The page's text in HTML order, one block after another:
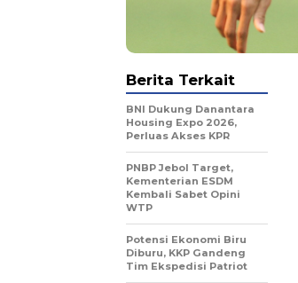
Berita Terkait
BNI Dukung Danantara
Housing Expo 2026,
Perluas Akses KPR
PNBP Jebol Target,
Kementerian ESDM
Kembali Sabet Opini
WTP
Potensi Ekonomi Biru
Diburu, KKP Gandeng
Tim Ekspedisi Patriot